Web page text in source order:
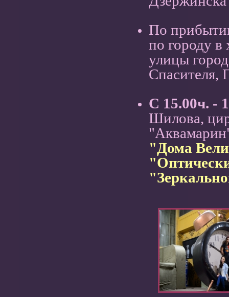
По
по городу в
улицы
Спасителя,
С 15.00ч. -
Шилова,
"Дома